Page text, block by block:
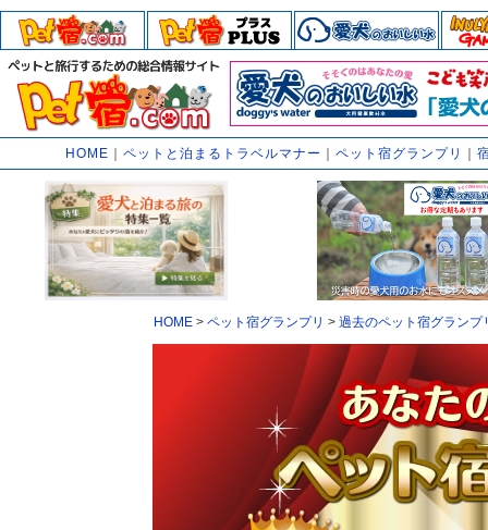
HOME ペットと泊まるトラベルマナー ペット宿グランプリ
HOME > ペット宿グランプリ > 過去のペット宿グランプ